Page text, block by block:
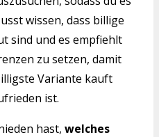
wissen, dass billige
sind und es empfiehlt
zu setzen, damit
Variante kauft
ist.
hast, welches